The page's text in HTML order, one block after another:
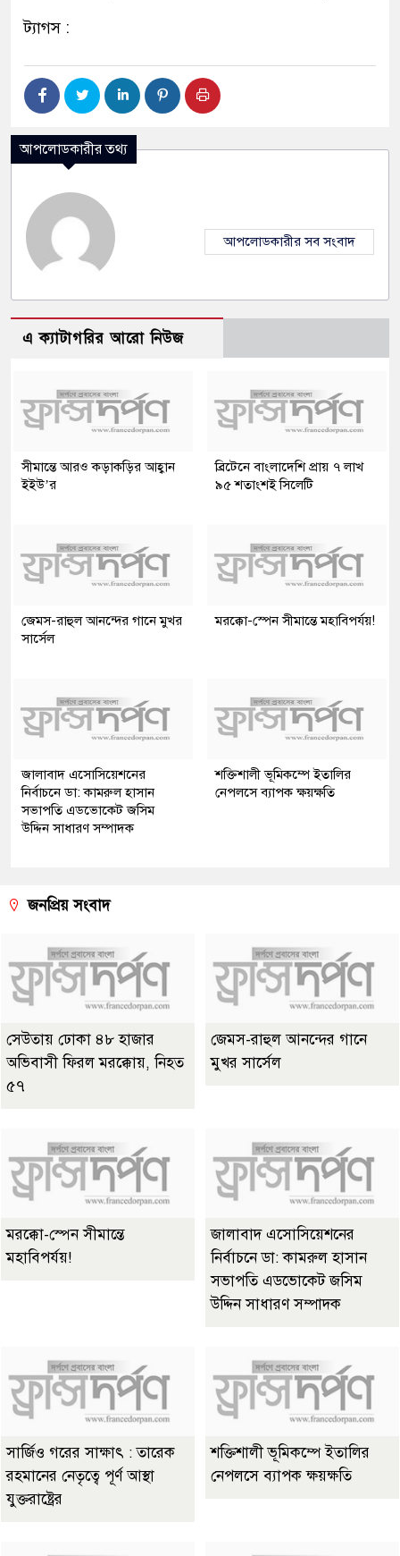
ট্যাগস :
আপলোডকারীর তথ্য
আপলোডকারীর সব সংবাদ
এ ক্যাটাগরির আরো নিউজ
সীমান্তে আরও কড়াকড়ির আহ্বান
ইইউ’র
ব্রিটেনে বাংলাদেশি প্রায় ৭ লাখ
৯৫ শতাংশই সিলেটি
জেমস-রাহুল আনন্দের গানে মুখর
সার্সেল
মরক্কো-স্পেন সীমান্তে মহাবিপর্যয়!
জালাবাদ এসোসিয়েশনের
নির্বাচনে ডা: কামরুল হাসান
সভাপতি এডভোকেট জসিম
উদ্দিন সাধারণ সম্পাদক
শক্তিশালী ভূমিকম্পে ইতালির
নেপলসে ব্যাপক ক্ষয়ক্ষতি
জনপ্রিয় সংবাদ
সেউতায় ঢোকা ৪৮ হাজার
অভিবাসী ফিরল মরক্কোয়, নিহত
৫৭
জেমস-রাহুল আনন্দের গানে
মুখর সার্সেল
মরক্কো-স্পেন সীমান্তে
মহাবিপর্যয়!
জালাবাদ এসোসিয়েশনের
নির্বাচনে ডা: কামরুল হাসান
সভাপতি এডভোকেট জসিম
উদ্দিন সাধারণ সম্পাদক
সার্জিও গরের সাক্ষাৎ : তারেক
রহমানের নেতৃত্বে পূর্ণ আস্থা
যুক্তরাষ্ট্রের
শক্তিশালী ভূমিকম্পে ইতালির
নেপলসে ব্যাপক ক্ষয়ক্ষতি